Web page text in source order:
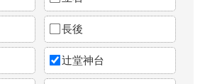
長後
辻堂神台